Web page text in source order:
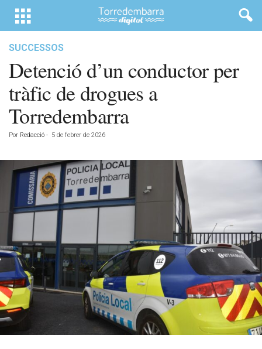
SUCCESSOS
Detenció d’un conductor per
tràfic de drogues a
Torredembarra
Por Redacció - 5 de febrer de 2026